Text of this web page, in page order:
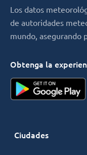
Los datos
de autoridades
mundo, asegurando
Obtenga la
Ciudades